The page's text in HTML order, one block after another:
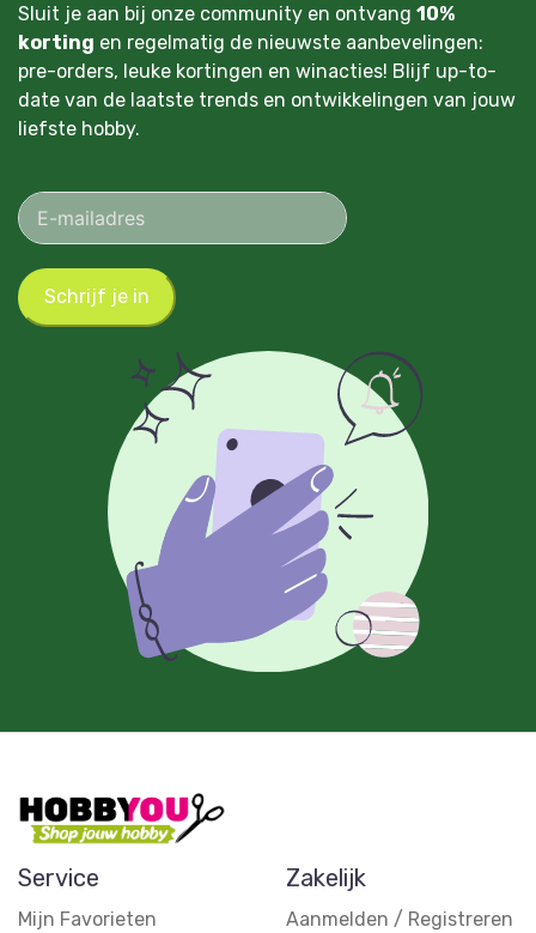
Sluit je aan bij onze community en ontvang 10%
korting en regelmatig de nieuwste aanbevelingen:
pre-orders, leuke kortingen en winacties! Blijf up-to-
date van de laatste trends en ontwikkelingen van jouw
liefste hobby.
Schrijf je in
Service
Mijn Favorieten
Zakelijk
Aanmelden / Registreren